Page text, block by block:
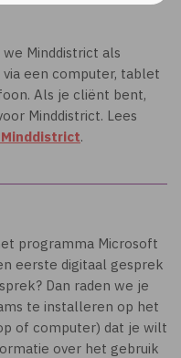
Minddistrict als
een computer, tablet
Als je cliënt bent,
Minddistrict. Lees
.
programma Microsoft
eerste digitaal gesprek
Dan raden we je
te installeren op het
of computer) dat je wilt
over het gebruik